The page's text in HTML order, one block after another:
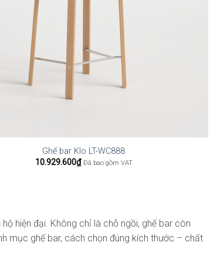
Ghế bar Klo LT-WC888
10.929.600₫ Đã bao gồm VAT
hiện đại. Không chỉ là chỗ ngồi, ghế bar còn
mục ghế bar, cách chọn đúng kích thước – chất